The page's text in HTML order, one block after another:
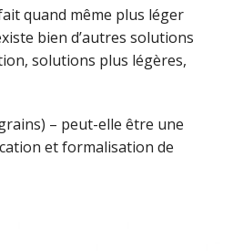
quand même plus léger
bien d’autres solutions
solutions plus légères,
– peut-elle être une
et formalisation de